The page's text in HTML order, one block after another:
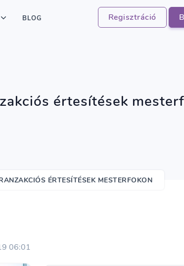
Regisztráció
BLOG
értesítések
ÉRTESÍTÉSEK MESTERFOKON
06:01